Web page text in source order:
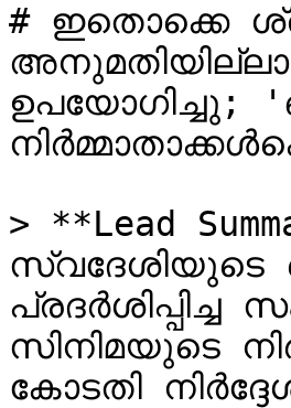
# ഇതൊക്കെ
ഉപയോഗിച്ചു;
> **Lead
സിനിമയുടെ
കോടതി